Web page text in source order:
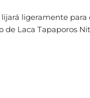
ligeramente
Laca Tapaporos